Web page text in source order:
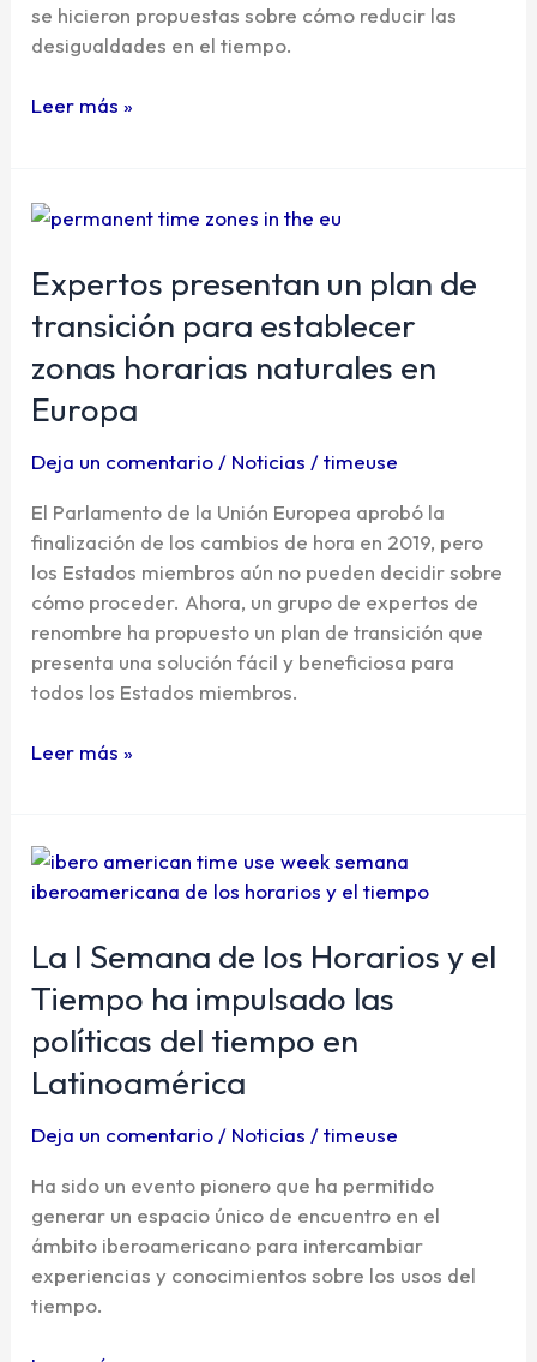
se hicieron propuestas sobre cómo reducir las
desigualdades en el tiempo.
para
reducir
Leer más »
Expertos presentan un plan de
transición para establecer
zonas horarias naturales en
Europa
Deja un comentario / Noticias /timeuse
El Parlamento de la Unión Europea aprobó la
finalización de los cambios de hora en 2019, pero
los Estados miembros aún no pueden decidir sobre
cómo proceder. Ahora, un grupo de expertos de
renombre ha propuesto un plan de transición que
presenta una solución fácil y beneficiosa para
todos los Estados miembros.
Expertos
un
plan
de
transición
para
establecer
zonas
naturales
en
Europa
Leer más »
La I Semana de los Horarios y el
Tiempo ha impulsado las
políticas del tiempo en
Latinoamérica
Deja un comentario / Noticias /timeuse
Ha sido un evento pionero que ha permitido
generar un espacio único de encuentro en el
ámbito iberoamericano para intercambiar
experiencias y conocimientos sobre los usos del
tiempo.
La
I
de
Horarios
y
el
Tiempo
ha
las
políticas
del
tiempo
en